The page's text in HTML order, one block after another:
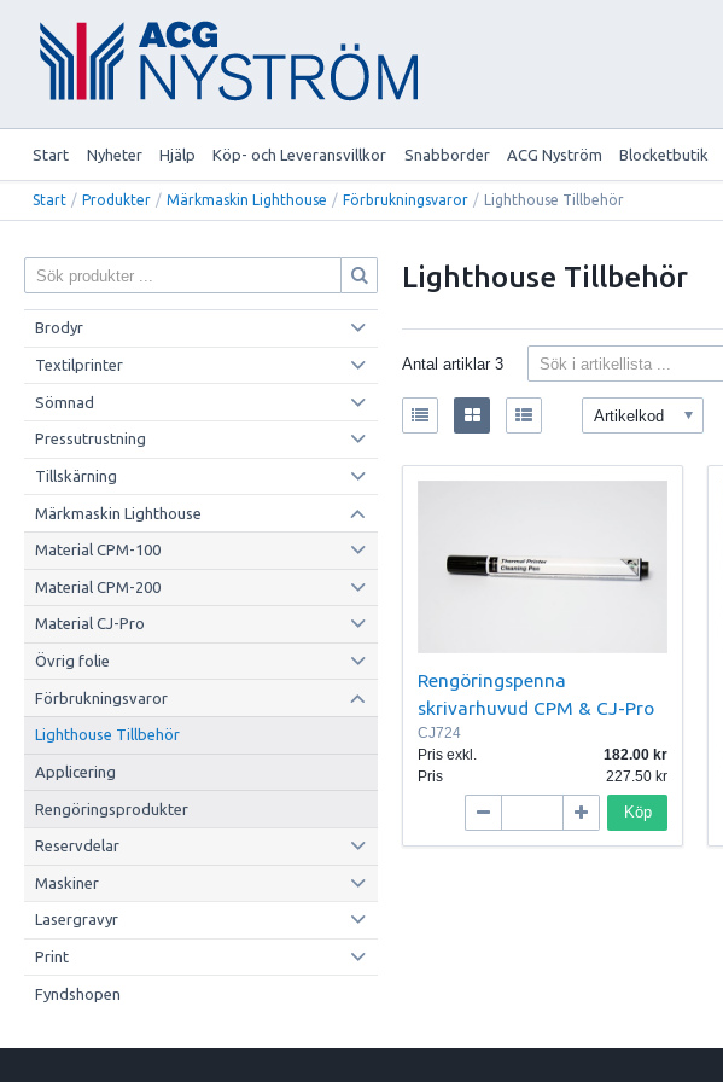
Start Nyheter Hjälp Köp- och Leveransvillkor Snabborder ACG Nyström Blocketbutik
Start / Produkter / Märkmaskin Lighthouse / Förbrukningsvaror / Lighthouse Tillbehör
Brodyr
Textilprinter
Sömnad
Pressutrustning
Tillskärning
Märkmaskin Lighthouse
Material CPM-100
Material CPM-200
Material CJ-Pro
Övrig folie
Förbrukningsvaror
Lighthouse Tillbehör
Applicering
Rengöringsprodukter
Reservdelar
Maskiner
Lasergravyr
Print
Fyndshopen
Lighthouse Tillbehör
Antal artiklar3
Artikelkod
Rengöringspenna
skrivarhuvud CPM & CJ-Pro
CJ724
Pris exkl.
182.00
Pris
227.50
Köp